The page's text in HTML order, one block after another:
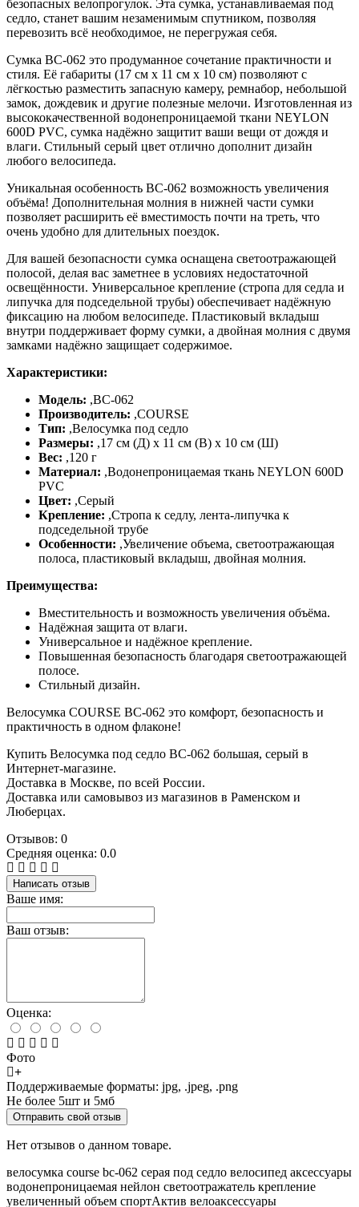
безопасных велопрогулок. Эта сумка, устанавливаемая под
седло, станет вашим незаменимым спутником, позволяя
перевозить всё необходимое, не перегружая себя.
Сумка BC-062 это продуманное сочетание практичности и
стиля. Её габариты (17 см x 11 см x 10 см) позволяют с
лёгкостью разместить запасную камеру, ремнабор, небольшой
замок, дождевик и другие полезные мелочи. Изготовленная из
высококачественной водонепроницаемой ткани NEYLON
600D PVC, сумка надёжно защитит ваши вещи от дождя и
влаги. Стильный серый цвет отлично дополнит дизайн
любого велосипеда.
Уникальная особенность BC-062 возможность увеличения
объёма! Дополнительная молния в нижней части сумки
позволяет расширить её вместимость почти на треть, что
очень удобно для длительных поездок.
Для вашей безопасности сумка оснащена светоотражающей
полосой, делая вас заметнее в условиях недостаточной
освещённости. Универсальное крепление (стропа для седла и
липучка для подседельной трубы) обеспечивает надёжную
фиксацию на любом велосипеде. Пластиковый вкладыш
внутри поддерживает форму сумки, а двойная молния с двумя
замками надёжно защищает содержимое.
Характеристики:
Модель: ,BC-062
Производитель: ,COURSE
Тип: ,Велосумка под седло
Размеры: ,17 см (Д) x 11 см (В) x 10 см (Ш)
Вес: ,120 г
Материал: ,Водонепроницаемая ткань NEYLON 600D
PVC
Цвет: ,Серый
Крепление: ,Стропа к седлу, лента-липучка к
подседельной трубе
Особенности: ,Увеличение объема, светоотражающая
полоса, пластиковый вкладыш, двойная молния.
Преимущества:
Вместительность и возможность увеличения объёма.
Надёжная защита от влаги.
Универсальное и надёжное крепление.
Повышенная безопасность благодаря светоотражающей
полосе.
Стильный дизайн.
Велосумка COURSE BC-062 это комфорт, безопасность и
практичность в одном флаконе!
Купить Велосумка под седло BC-062 большая, серый в
Интернет-магазине.
Доставка в Москве, по всей России.
Доставка или самовывоз из магазинов в Раменском и
Люберцах.
Отзывов: 0
Средняя оценка: 0.0
Написать отзыв
Ваше имя:
Ваш отзыв:
Оценка:
Фото
Поддерживаемые форматы: jpg, .jpeg, .png
Не более 5шт и 5мб
Отправить свой отзыв
Нет отзывов о данном товаре.
велосумка course bc-062 серая под седло велосипед аксессуары
водонепроницаемая нейлон светоотражатель крепление
увеличенный объем спортАктив велоаксессуары